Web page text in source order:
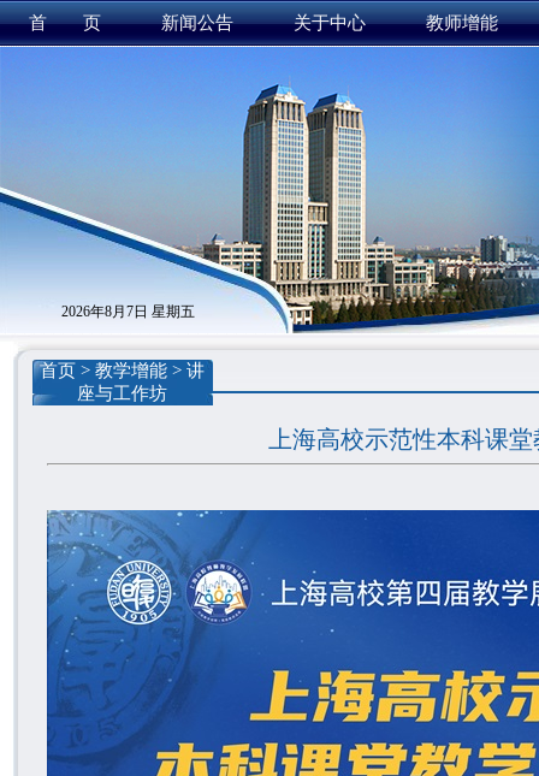
首 页 新闻公告 关于中心 教师增能
2026年8月7日 星期五
首页 > 教学增能 > 讲
座与工作坊
上海高校示范性本科课